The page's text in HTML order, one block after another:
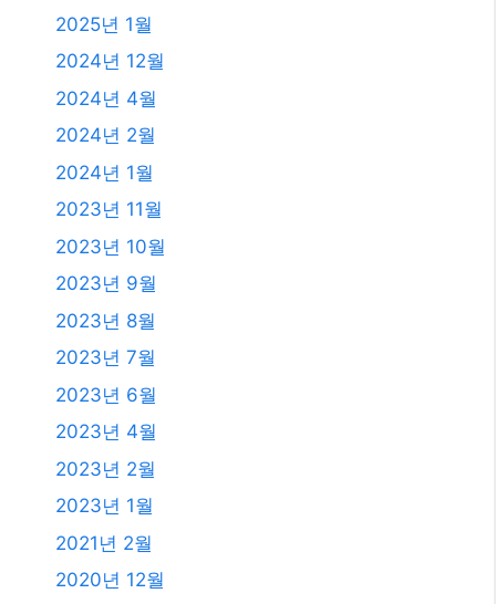
2025년 1월
2024년 12월
2024년 4월
2024년 2월
2024년 1월
2023년 11월
2023년 10월
2023년 9월
2023년 8월
2023년 7월
2023년 6월
2023년 4월
2023년 2월
2023년 1월
2021년 2월
2020년 12월